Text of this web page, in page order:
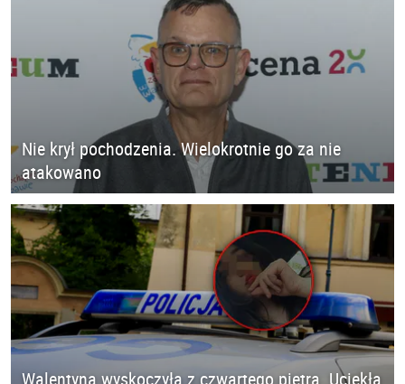
Nie krył pochodzenia. Wielokrotnie go za nie
atakowano
Walentyna wyskoczyła z czwartego piętra. Uciekła